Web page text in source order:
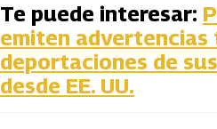
Te puede interesar:
emiten advertencias
deportaciones de
desde EE. UU.